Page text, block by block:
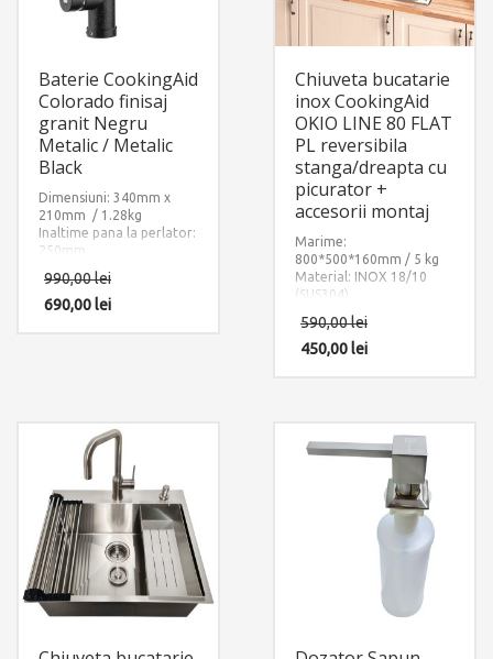
Baterie CookingAid
Colorado finisaj
granit Negru
Metalic / Metalic
Black
Dimensiuni: 340mm x
210mm / 1.28kg
Inaltime pana la perlator:
250mm.
Finisaj: Ultra Granit
NEGRU METALIC – BLACK
METAL QUARTZ
990,00lei
690,00lei
Chiuveta bucatarie
inox CookingAid
OKIO LINE 80 FLAT
PL reversibila
stanga/dreapta cu
picurator +
accesorii montaj
Marime:
800*500*160mm / 5 kg
Material: INOX 18/10
(SUS304)
Componente:
CookingAid
Flat PLreversibila
590,00lei
450,00lei